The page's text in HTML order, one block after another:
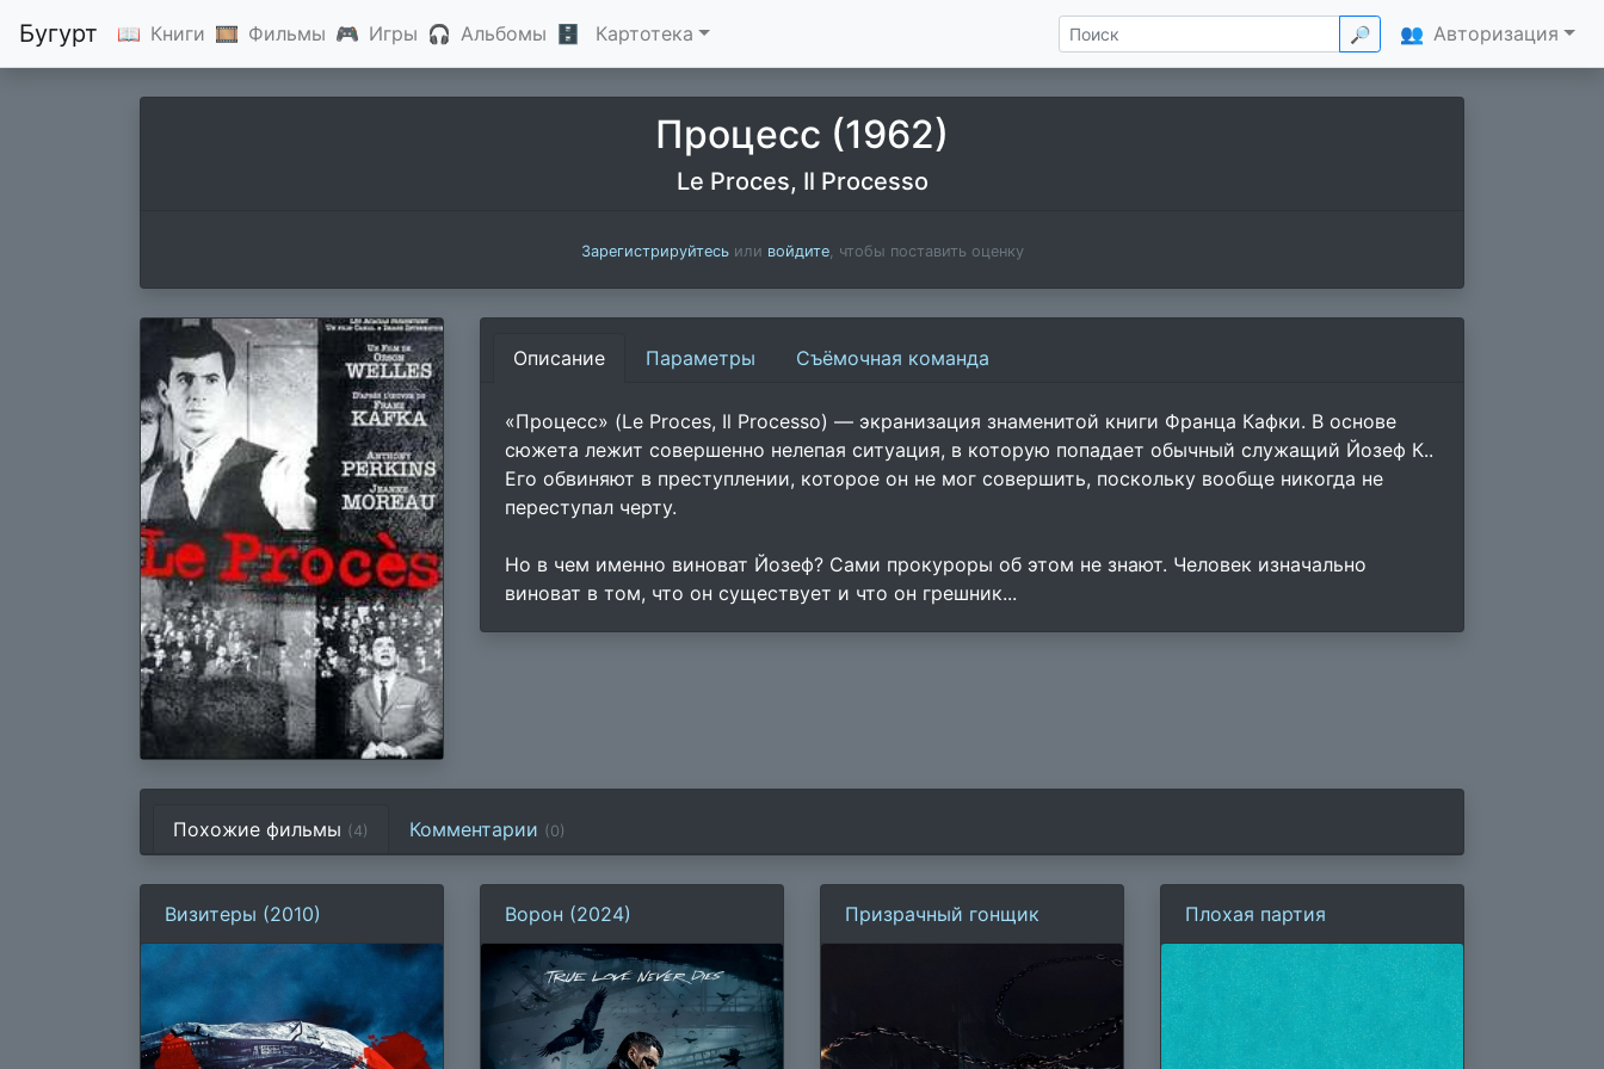
Бугурт 📖 Книги 🎞 Фильмы 🎮 Игры 🎧 Альбомы 🗄 Картотека 🔎 👥 Авторизация
Процесс (1962)
Le Proces, Il Processo
Зарегистрируйтесьили войдите, чтобы поставить оценку
Описание Параметры Съёмочная команда
«Процесс» (Le Proces, Il Processo) — экранизация знаменитой книги Франца Кафки. В основе
сюжета лежит совершенно нелепая ситуация, в которую попадает обычный служащий Йозеф К..
Его обвиняют в преступлении, которое он не мог совершить, поскольку вообще никогда не
переступал черту.
Но в чем именно виноват Йозеф? Сами прокуроры об этом не знают. Человек изначально
виноват в том, что он существует и что он грешник...
Похожие фильмы (4) Комментарии (0)
Визитеры (2010) Ворон (2024) Призрачный гонщик Плохая партия